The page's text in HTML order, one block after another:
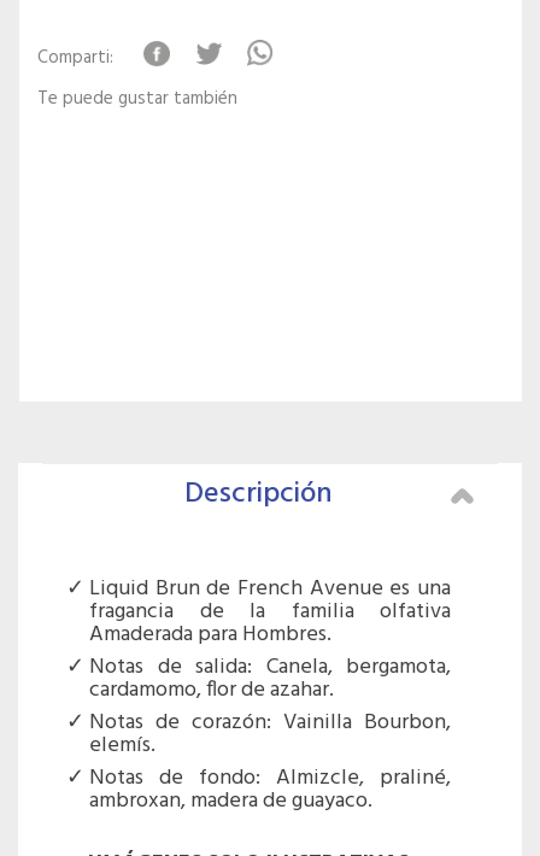
Comparti:
Te puede gustar también
Descripción
Liquid Brun de French Avenue es una
fragancia de la familia olfativa
Amaderada para Hombres.
Notas de salida: Canela, bergamota,
cardamomo, flor de azahar.
Notas de corazón: Vainilla Bourbon,
elemís.
Notas de fondo: Almizcle, praliné,
ambroxan, madera de guayaco.